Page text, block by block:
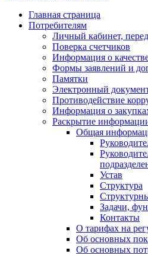
Главная страница
Потребителям
Личный кабинет,
Поверка счетчиков
Информация о
Формы заявлений и
Памятки
Электронный
Противодействие
Информация о
Раскрытие
Общая
Устав
Структура
Задачи,
Контакты
О тарифах на
Об основных
Об основных